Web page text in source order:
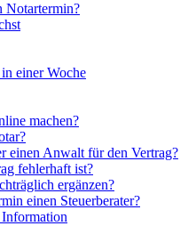
Notartermin?
einer Woche
machen?
einen Anwalt für den Vertrag?
fehlerhaft ist?
ergänzen?
einen Steuerberater?